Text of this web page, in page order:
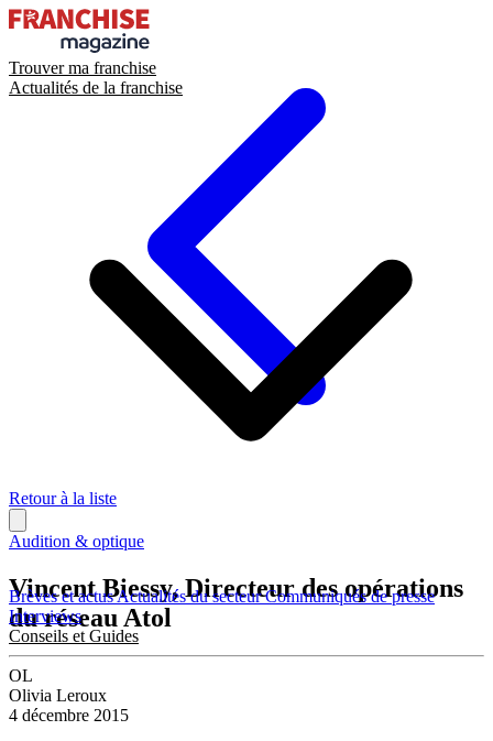
Trouver ma franchise
Actualités de la franchise
Brèves et actusActualités du secteurCommuniqués de presse
Interviews
Conseils et Guides
Retour à la liste
Audition & optique
Vincent Biessy, Directeur des opérations
du réseau Atol
OL
Olivia Leroux
4 décembre 2015